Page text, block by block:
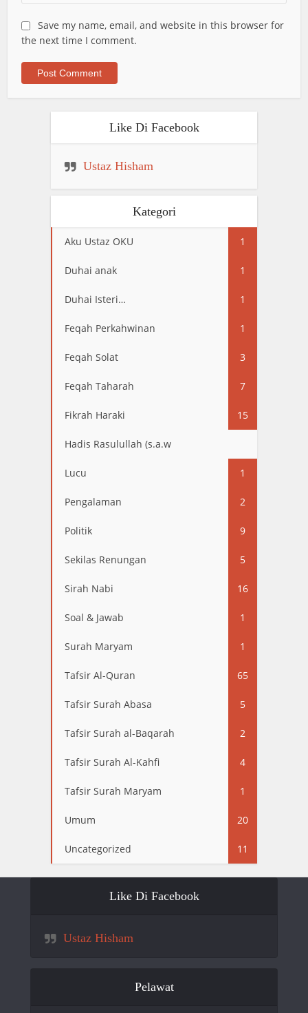
Save my name, email, and website in this browser for
the next time I comment.
Like Di Facebook
Ustaz Hisham
Kategori
Aku Ustaz OKU 1
Duhai anak 1
Duhai Isteri… 1
Feqah Perkahwinan 1
Feqah Solat 3
Feqah Taharah 7
Fikrah Haraki 15
Hadis Rasulullah (s.a.w
Lucu 1
Pengalaman 2
Politik 9
Sekilas Renungan 5
Sirah Nabi 16
Soal & Jawab 1
Surah Maryam 1
Tafsir Al-Quran 65
Tafsir Surah Abasa 5
Tafsir Surah al-Baqarah 2
Tafsir Surah Al-Kahfi 4
Tafsir Surah Maryam 1
Umum 20
Uncategorized 11
Like Di Facebook
Ustaz Hisham
Pelawat